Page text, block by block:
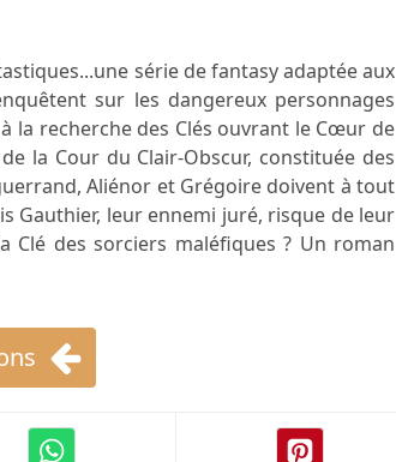
série de fantasy adaptée aux
sur les dangereux personnages
la recherche des Clés ouvrant le Cœur de
la Cour du Clair-Obscur, constituée des
Aliénor et Grégoire doivent à tout
Gauthier, leur ennemi juré, risque de leur
Clé des sorciers maléfiques ? Un roman